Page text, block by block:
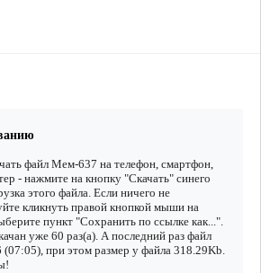
файл Мем-637 на телефон, смартфон,
- нажмите на кнопку "Скачать" синего
этого файла. Если ничего не
кликнуть правой кнопкой мыши на
пункт "Сохранить по ссылке как...".
уже 60 раз(а). А последний раз файл
(07:05), при этом размер у файла 318.29Kb.